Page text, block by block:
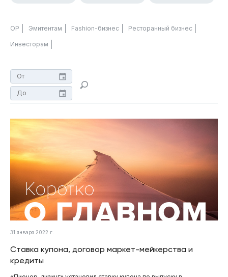
ОР Эмитентам Fashion-бизнес Ресторанный бизнес
Инвесторам
31 января 2022 г.
Ставка купона, договор маркет-мейкерства и
кредиты